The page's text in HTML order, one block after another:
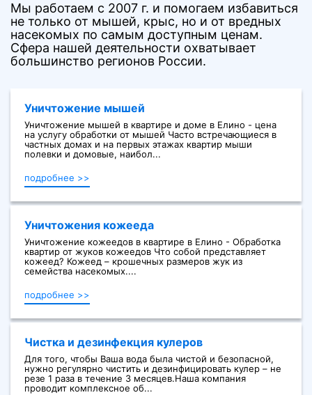
Мы работаем с 2007 г. и помогаем избавиться
не только от мышей, крыс, но и от вредных
насекомых по самым доступным ценам.
Сфера нашей деятельности охватывает
большинство регионов России.
Уничтожение мышей
Уничтожение мышей в квартире и доме в Елино - цена
на услугу обработки от мышей Часто встречающиеся в
частных домах и на первых этажах квартир мыши
полевки и домовые, наибол...
подробнее >>
Уничтожения кожееда
Уничтожение кожеедов в квартире в Елино - Обработка
квартир от жуков кожеедов Что собой представляет
кожеед? Кожеед – крошечных размеров жук из
семейства насекомых....
подробнее >>
Чистка и дезинфекция кулеров
Для того, чтобы Ваша вода была чистой и безопасной,
нужно регулярно чистить и дезинфицировать кулер – не
резе 1 раза в течение 3 месяцев.Наша компания
проводит комплексное об...